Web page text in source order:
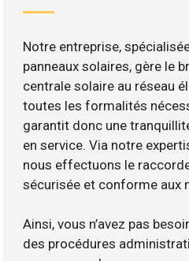
Notre entreprise,
panneaux solaires, gère le
centrale solaire au réseau
toutes les formalités
garantit donc une
en service. Via notre
nous effectuons le
sécurisée et conforme aux
Ainsi, vous n’avez pas
des procédures